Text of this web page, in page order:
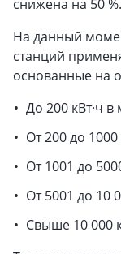
снижена на 50 %.
На данный
станций
основанные на
До 200 кВт·ч
От 200 до
От 1001 до
От 5001 до 10
Свыше 10 000